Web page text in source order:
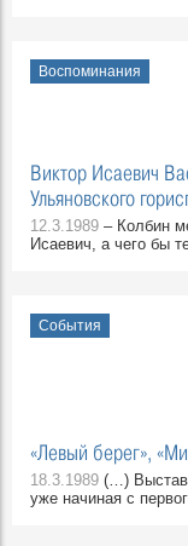
Воспоминания
Виктор Исаевич
Ульяновского
12.3.1989 – Колбин
Исаевич, а чего бы
События
«Левый берег»,
18.3.1989 (…)
уже начиная с